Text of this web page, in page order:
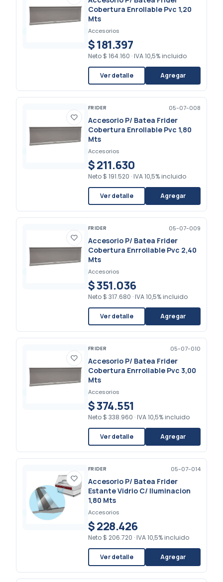
Cobertura Enrollable Pvc 1,20
Mts
Accesorios
$ 181.397
Neto $ 164.160 · IVA 10,5% incluido
Ver detalle Agregar
FRIDER 05-07-008
Accesorio P/ Batea Frider
Cobertura Enrollable Pvc 1,80
Mts
Accesorios
$ 211.630
Neto $ 191.520 · IVA 10,5% incluido
Ver detalle Agregar
FRIDER 05-07-009
Accesorio P/ Batea Frider
Cobertura Enrrollable Pvc 2,40
Mts
Accesorios
$ 351.036
Neto $ 317.680 · IVA 10,5% incluido
Ver detalle Agregar
FRIDER 05-07-010
Accesorio P/ Batea Frider
Cobertura Enrrollable Pvc 3,00
Mts
Accesorios
$ 374.551
Neto $ 338.960 · IVA 10,5% incluido
Ver detalle Agregar
FRIDER 05-07-014
Accesorio P/ Batea Frider
Estante Vidrio C/ Iluminacion
1,80 Mts
Accesorios
$ 228.426
Neto $ 206.720 · IVA 10,5% incluido
Ver detalle Agregar